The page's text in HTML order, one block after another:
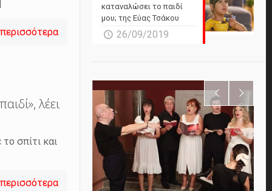
λέει
σπίτι και
καταναλώσει το παιδί
μου; της Εύας Τσάκου
26/09/2019